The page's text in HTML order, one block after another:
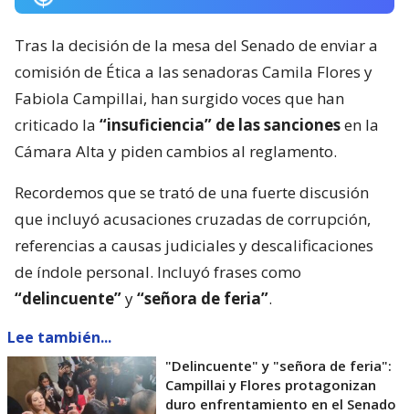
Tras la decisión de la mesa del Senado de enviar a
comisión de Ética a las senadoras Camila Flores y
Fabiola Campillai, han surgido voces que han
criticado la “insuficiencia” de las sancionesen la
Cámara Alta y piden cambios al reglamento.
Recordemos que se trató de una fuerte discusión
que incluyó acusaciones cruzadas de corrupción,
referencias a causas judiciales y descalificaciones
de índole personal. Incluyó frases como
“delincuente”y“señora de feria”.
Lee también...
"Delincuente" y "señora de feria":
Campillai y Flores protagonizan
duro enfrentamiento en el Senado